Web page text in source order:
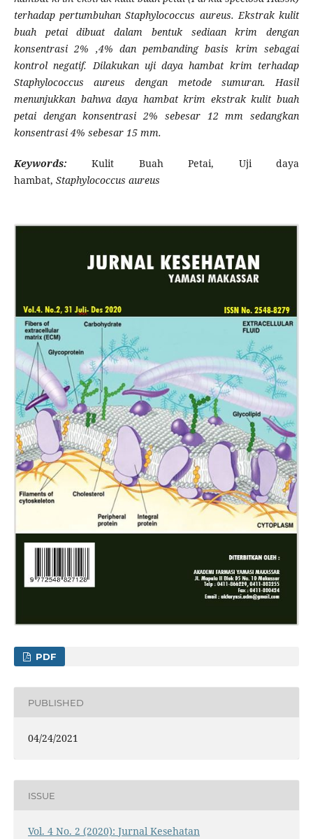
terhadap pertumbuhan Staphylococcus aureus. Ekstrak kulit
buah petai dibuat dalam bentuk sediaan krim dengan
konsentrasi 2% ,4% dan pembanding basis krim sebagai
kontrol negatif. Dilakukan uji daya hambat krim terhadap
Staphylococcus aureus dengan metode sumuran. Hasil
menunjukkan bahwa daya hambat krim ekstrak kulit buah
petai dengan konsentrasi 2% sebesar 12 mm sedangkan
konsentrasi 4% sebesar 15 mm.
Keywords:Kulit Buah Petai, Uji daya
hambat, Staphylococcus aureus
PDF
PUBLISHED
04/24/2021
ISSUE
Vol. 4 No. 2 (2020): Jurnal Kesehatan